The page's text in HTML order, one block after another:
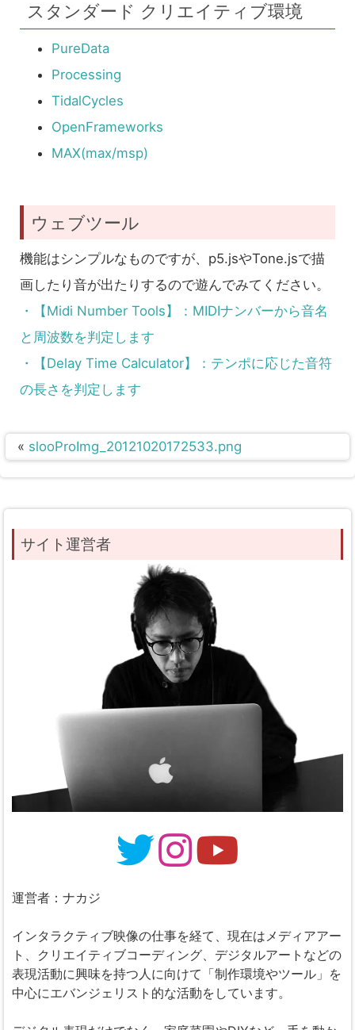
スタンダード クリエイティブ環境
PureData
Processing
TidalCycles
OpenFrameworks
MAX(max/msp)
ウェブツール
機能はシンプルなものですが、p5.jsやTone.jsで描
画したり音が出たりするので遊んでみてください。
・【Midi Number Tools】：MIDIナンバーから音名
と周波数を判定します
・【Delay Time Calculator】：テンポに応じた音符
の長さを判定します
« slooProImg_20121020172533.png
サイト運営者
運営者：ナカジ
インタラクティブ映像の仕事を経て、現在はメディアアー
ト、クリエイティブコーディング、デジタルアートなどの
表現活動に興味を持つ人に向けて「制作環境やツール」を
中心にエバンジェリスト的な活動をしています。